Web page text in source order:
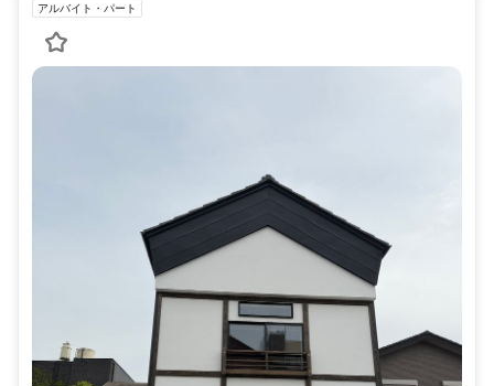
アルバイト・パート